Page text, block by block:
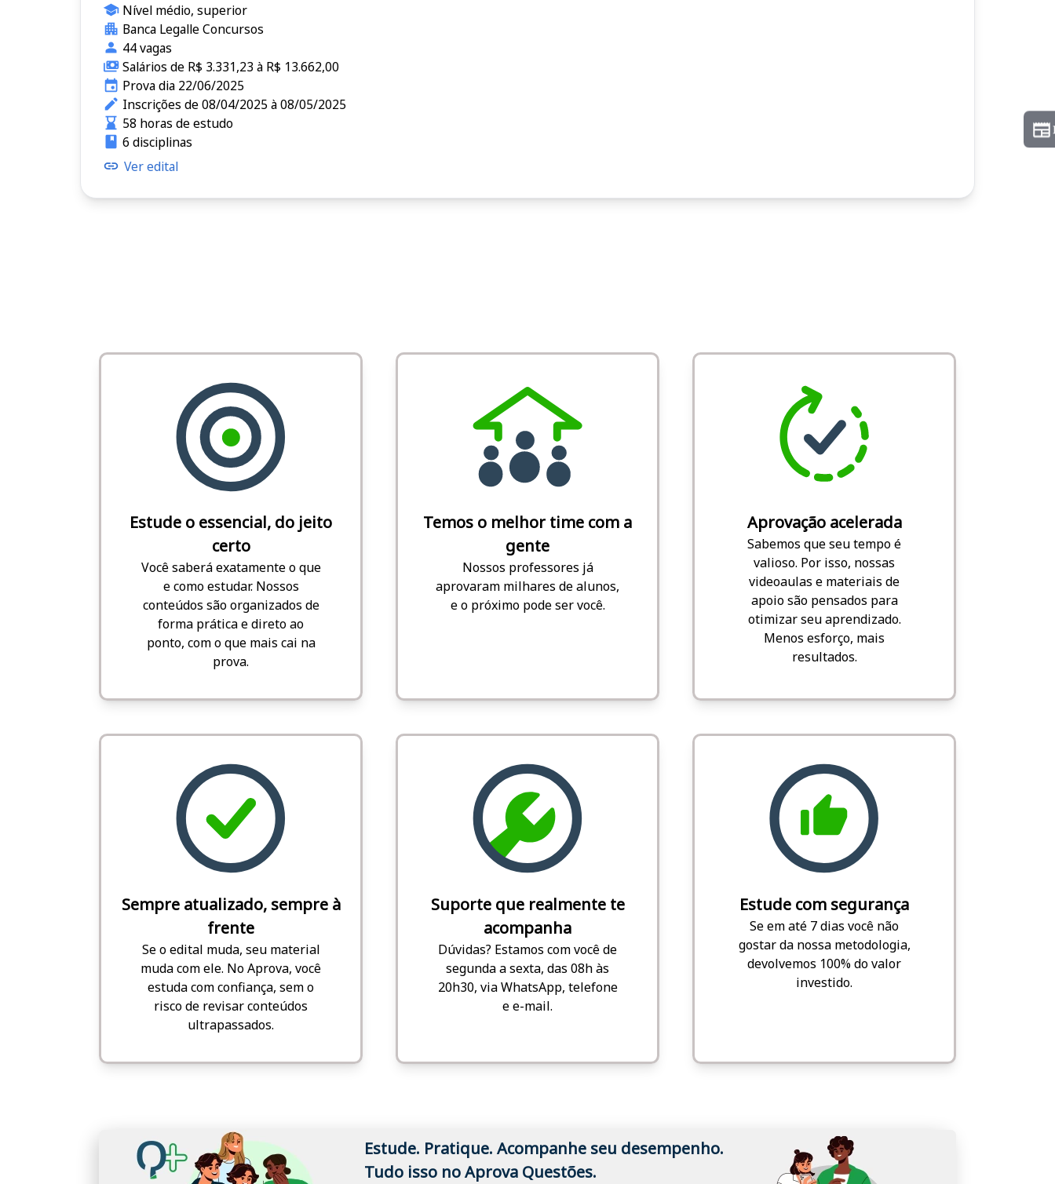
Nível médio, superior
Banca Legalle Concursos
44 vagas
Salários de R$ 3.331,23 à R$ 13.662,00
Prova dia 22/06/2025
Inscrições de 08/04/2025 à 08/05/2025
58 horas de estudo
6 disciplinas
Ver edital
Estude o essencial, do jeito
certo
Você saberá exatamente o que
e como estudar. Nossos
conteúdos são organizados de
forma prática e direto ao
ponto, com o que mais cai na
prova.
Temos o melhor time com a
gente
Nossos professores já
aprovaram milhares de alunos,
e o próximo pode ser você.
Aprovação acelerada
Sabemos que seu tempo é
valioso. Por isso, nossas
videoaulas e materiais de
apoio são pensados para
otimizar seu aprendizado.
Menos esforço, mais
resultados.
Sempre atualizado, sempre à
frente
Se o edital muda, seu material
muda com ele. No Aprova, você
estuda com confiança, sem o
risco de revisar conteúdos
ultrapassados.
Suporte que realmente te
acompanha
Dúvidas? Estamos com você de
segunda a sexta, das 08h às
20h30, via WhatsApp, telefone
e e-mail.
Estude com segurança
Se em até 7 dias você não
gostar da nossa metodologia,
devolvemos 100% do valor
investido.
Estude. Pratique. Acompanhe seu desempenho.
Tudo isso no Aprova Questões.